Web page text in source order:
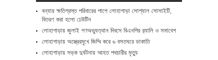
বন্যায় ক্ষতিগ্রস্ত পরিবারের পাশে লোহাগাড়া সোশ্যাল সোসাইটি,
বিতরণ করা হলো ঢেউটিন
লোহাগাড়ায় জুলাই গণঅভ্যুত্থান দিবসে বিএনপির র‌্যালি ও সমাবেশ
লোহাগাড়ায় অস্ত্রেরমুখে জিম্মি করে ৬ বসতঘরে ডাকাতি
লোহাগাড়ায় সড়ক দুর্ঘটনায় আহত পথচারীর মৃত্যু